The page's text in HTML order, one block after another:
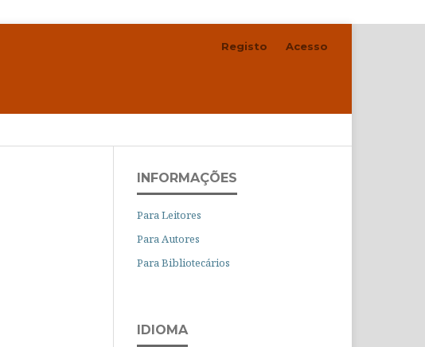
Registo Acesso
INFORMAÇÕES
Para Leitores
Para Autores
Para Bibliotecários
IDIOMA